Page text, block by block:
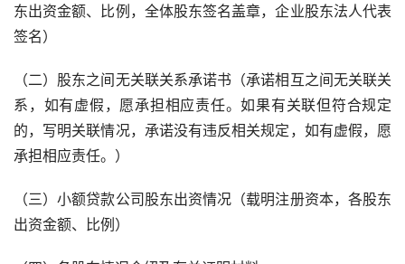
东出资金额、比例，全体股东签名盖章，企业股东法人代表
签名）
（二）股东之间无关联关系承诺书（承诺相互之间无关联关
系，如有虚假，愿承担相应责任。如果有关联但符合规定
的，写明关联情况，承诺没有违反相关规定，如有虚假，愿
承担相应责任。）
（三）小额贷款公司股东出资情况（载明注册资本，各股东
出资金额、比例）